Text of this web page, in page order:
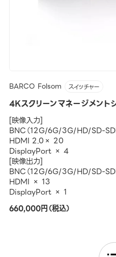
BARCO Folsom スイッチャー
4Kスクリーンマネージメン
[映像入力]
BNC（12G/6G/3G/HD/SD-
HDMI 2.0× 20
DisplayPort × 4
[映像出力]
BNC（12G/6G/3G/HD/SD-
HDMI × 13
DisplayPort × 1
660,000円（税込）